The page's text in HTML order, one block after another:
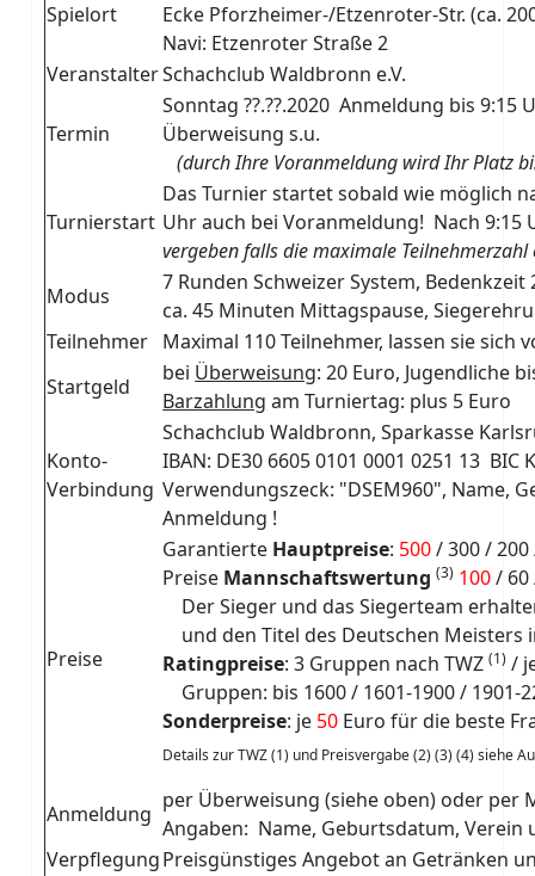
Spielort
Ecke Pforzheimer-/Etzenroter-Str. (ca.
Navi: Etzenroter Straße 2
VeranstalterSchachclub Waldbronn e.V.
Termin
Sonntag ??.??.2020 Anmeldung bis
Überweisung s.u.
(durch Ihre Voranmeldung wird Ihr Platz
Turnierstart
Das Turnier startet sobald wie möglich
Uhr auch bei Voranmeldung! Nach
vergeben falls die maximale
Modus
7 Runden Schweizer System,
ca. 45 Minuten Mittagspause,
Teilnehmer Maximal 110 Teilnehmer, lassen sie sich
Startgeld
bei Überweisung: 20 Euro, Jugendliche
Barzahlung am Turniertag: plus 5 Euro
Konto-
Verbindung
Schachclub Waldbronn, Sparkasse
IBAN: DE30 6605 0101 0001 0251 13 BIC
Verwendungszeck: "DSEM960", Name,
Anmeldung !
Preise
Garantierte Hauptpreise: 500/ 300 /
Preise Mannschaftswertung (3) 100/ 60
Der Sieger und das Siegerteam
und den Titel des Deutschen Meisters
Ratingpreise: 3 Gruppen nach TWZ(1) /
Gruppen: bis 1600 / 1601-1900 /
Sonderpreise: je 50 Euro für die beste
Details zur TWZ (1) und Preisvergabe (2) (3) (4) siehe
Anmeldung
per Überweisung (siehe oben) oder per
Angaben: Name, Geburtsdatum, Verein
VerpflegungPreisgünstiges Angebot an Getränken